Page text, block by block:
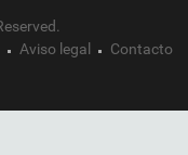
Aviso legal Contacto